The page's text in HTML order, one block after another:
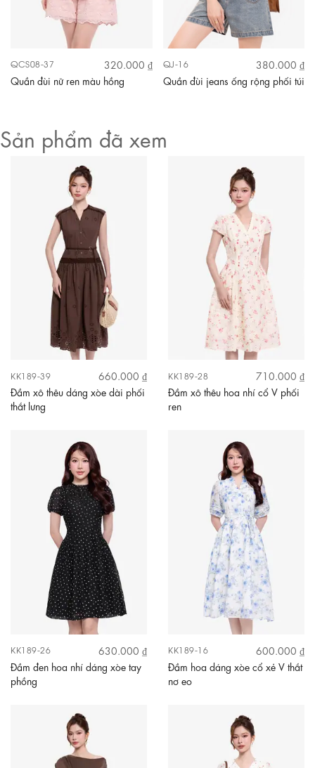
QCS08-37
320.000 ₫
Quần đùi nữ ren màu hồng
QJ-16
380.000 ₫
Quần đùi jeans ống rộng phối túi
Sản phẩm đã xem
KK189-39
660.000 ₫
Đầm xô thêu dáng xòe dài phối
thắt lưng
KK189-28
710.000 ₫
Đầm xô thêu hoa nhí cổ V phối
ren
KK189-26
630.000 ₫
Đầm đen hoa nhí dáng xòe tay
phồng
KK189-16
600.000 ₫
Đầm hoa dáng xòe cổ xẻ V thắt
nơ eo